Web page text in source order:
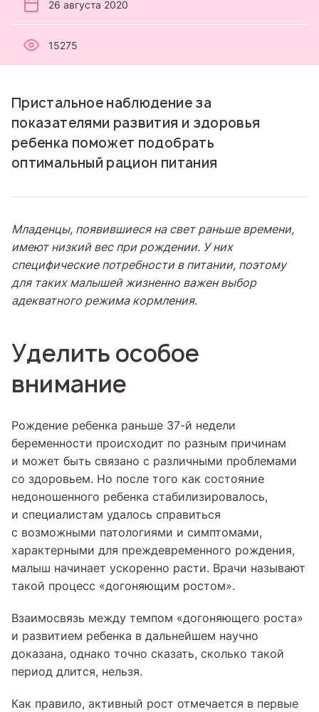
26 августа 2020
15275
Пристальное наблюдение за
показателями развития и здоровья
ребенка поможет подобрать
оптимальный рацион питания
Младенцы, появившиеся на свет раньше времени,
имеют низкий вес при рождении. У них
специфические потребности в питании, поэтому
для таких малышей жизненно важен выбор
адекватного режима кормления.
Уделить особое
внимание
Рождение ребенка раньше 37-й недели
беременности происходит по разным причинам
и может быть связано с различными проблемами
со здоровьем. Но после того как состояние
недоношенного ребенка стабилизировалось,
и специалистам удалось справиться
с возможными патологиями и симптомами,
характерными для преждевременного рождения,
малыш начинает ускоренно расти. Врачи называют
такой процесс «догоняющим ростом».
Взаимосвязь между темпом «догоняющего роста»
и развитием ребенка в дальнейшем научно
доказана, однако точно сказать, сколько такой
период длится, нельзя.
Как правило, активный рост отмечается в первые